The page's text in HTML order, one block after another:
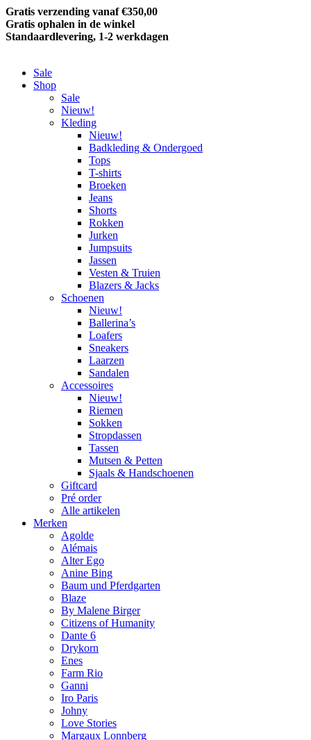
Gratis verzending vanaf €350,00
Gratis ophalen in de winkel
Standaardlevering, 1-2 werkdagen
Sale
Shop
Sale
Nieuw!
Kleding
Nieuw!
Badkleding & Ondergoed
Tops
T-shirts
Broeken
Jeans
Shorts
Rokken
Jurken
Jumpsuits
Jassen
Vesten & Truien
Blazers & Jacks
Schoenen
Nieuw!
Ballerina’s
Loafers
Sneakers
Laarzen
Sandalen
Accessoires
Nieuw!
Riemen
Sokken
Stropdassen
Tassen
Mutsen & Petten
Sjaals & Handschoenen
Giftcard
Pré order
Alle artikelen
Merken
Agolde
Alémais
Alter Ego
Anine Bing
Baum und Pferdgarten
Blaze
By Malene Birger
Citizens of Humanity
Dante 6
Drykorn
Enes
Farm Rio
Ganni
Iro Paris
Johny
Love Stories
Margaux Lonnberg